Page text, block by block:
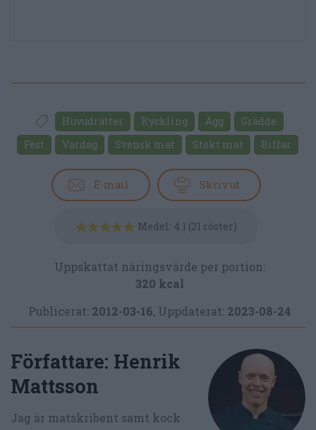
Huvudrätter Kyckling Ägg
Grädde
Fest
Vardag Svensk mat Stekt mat Biffar
E-mail Skriv ut
Medel: 4.1 (21 röster)
Uppskattat näringsvärde per portion:
320 kcal
Publicerat: 2012-03-16, Uppdaterat: 2023-08-24
Författare: Henrik
Mattsson
Jag är matskribent samt kock